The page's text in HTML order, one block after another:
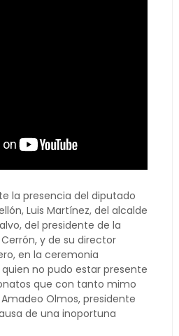
la presencia del diputado
Luis Martínez, del alcalde
del presidente de la
Cerrón, y de su director
en la ceremonia
no pudo estar presente
que con tanto mimo
Olmos, presidente
de una inoportuna